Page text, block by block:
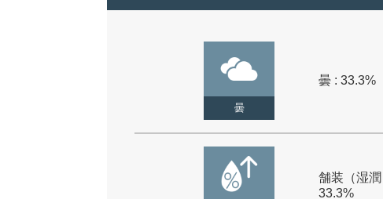
曇
曇 : 33.3%
舗装（湿潤
33.3%